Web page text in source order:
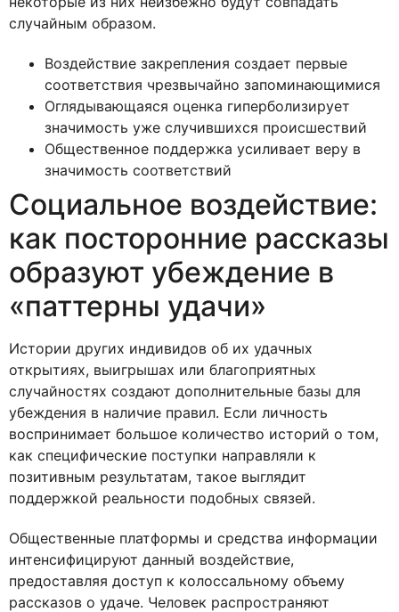
случайным образом.
Воздействие закрепления создает первые
соответствия чрезвычайно запоминающимися
Оглядывающаяся оценка гиперболизирует
значимость уже случившихся происшествий
Общественное поддержка усиливает веру в
значимость соответствий
Социальное воздействие:
как посторонние рассказы
образуют убеждение в
«паттерны удачи»
Истории других индивидов об их удачных
открытиях, выигрышах или благоприятных
случайностях создают дополнительные базы для
убеждения в наличие правил. Если личность
воспринимает большое количество историй о том,
как специфические поступки направляли к
позитивным результатам, такое выглядит
поддержкой реальности подобных связей.
Общественные платформы и средства информации
интенсифицируют данный воздействие,
предоставляя доступ к колоссальному объему
рассказов о удаче. Человек распространяют